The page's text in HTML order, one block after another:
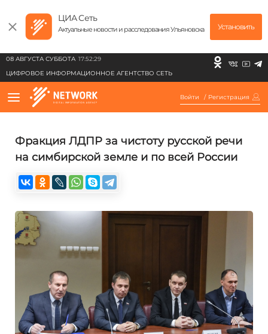
ЦИА Сеть
Актуальные новости и расследования Ульяновска Установить
08 АВГУСТА СУББОТА 17:52:29
ЦИФРОВОЕ ИНФОРМАЦИОННОЕ АГЕНТСТВО СЕТЬ
Войти / Регистрация
Фракция ЛДПР за чистоту русской речи
на симбирской земле и по всей России